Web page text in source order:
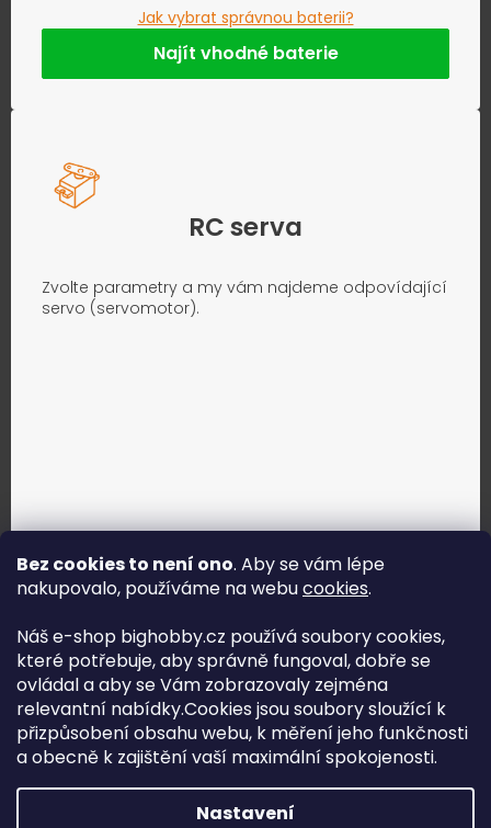
Bez cookies to není ono. Aby se vám lépe
nakupovalo, používáme na webucookies.
Náš e-shop bighobby.cz používá soubory cookies,
které potřebuje, aby správně fungoval, dobře se
ovládal a aby se Vám zobrazovaly zejména
relevantní nabídky.Cookies jsou soubory sloužící k
přizpůsobení obsahu webu, k měření jeho funkčnosti
a obecně k zajištění vaší maximální spokojenosti.
Nastavení
Jak vybrat správnou baterii?
Najít vhodné baterie
RC serva
Zvolte parametry a my vám najdeme odpovídající
servo (servomotor).
Jak vybrat správné servo?
Najít správné servo
Copyright (c) 2016 -2026 Big hobby.cz - všechna práva